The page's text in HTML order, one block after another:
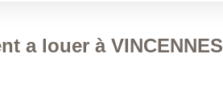
a louer à VINCENNES